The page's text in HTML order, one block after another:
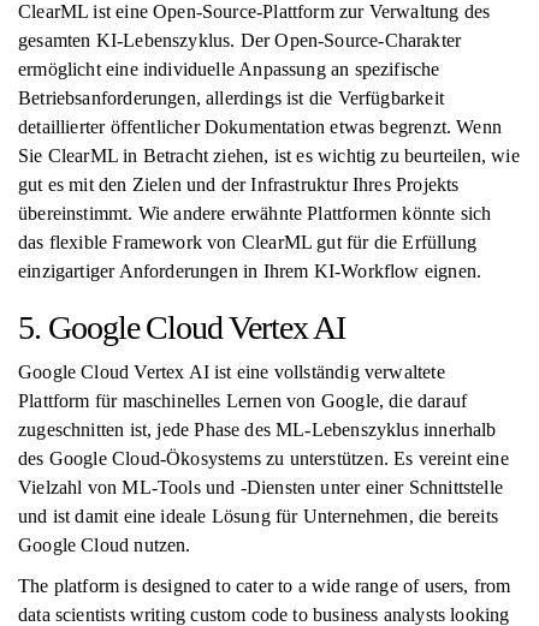
ClearML ist eine Open-Source-Plattform zur Verwaltung des
gesamten KI-Lebenszyklus. Der Open-Source-Charakter
ermöglicht eine individuelle Anpassung an spezifische
Betriebsanforderungen, allerdings ist die Verfügbarkeit
detaillierter öffentlicher Dokumentation etwas begrenzt. Wenn
Sie ClearML in Betracht ziehen, ist es wichtig zu beurteilen, wie
gut es mit den Zielen und der Infrastruktur Ihres Projekts
übereinstimmt. Wie andere erwähnte Plattformen könnte sich
das flexible Framework von ClearML gut für die Erfüllung
einzigartiger Anforderungen in Ihrem KI-Workflow eignen.
5. Google Cloud Vertex AI
Google Cloud Vertex AI ist eine vollständig verwaltete
Plattform für maschinelles Lernen von Google, die darauf
zugeschnitten ist, jede Phase des ML-Lebenszyklus innerhalb
des Google Cloud-Ökosystems zu unterstützen. Es vereint eine
Vielzahl von ML-Tools und -Diensten unter einer Schnittstelle
und ist damit eine ideale Lösung für Unternehmen, die bereits
Google Cloud nutzen.
The platform is designed to cater to a wide range of users, from
data scientists writing custom code to business analysts looking